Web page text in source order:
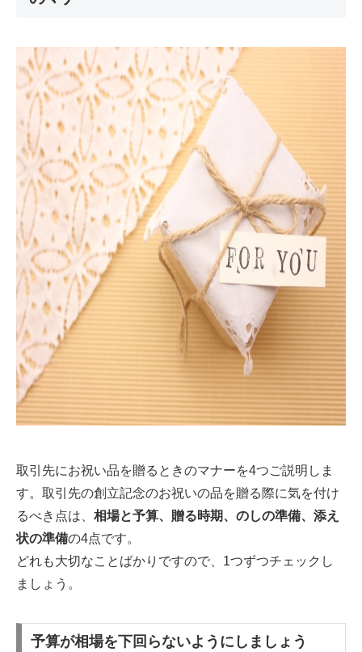
取引先にお祝い品を贈るときのマナーを4つご説明しま
す。取引先の創立記念のお祝いの品を贈る際に気を付け
るべき点は、 相場と予算、贈る時期、のしの準備、添え
状の準備の4点です。
どれも大切なことばかりですので、1つずつチェックし
ましょう。
予算が相場を下回らないようにしましょう